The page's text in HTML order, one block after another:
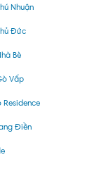
Nhuận
Đức
Bè
Vấp
Residence
Điền